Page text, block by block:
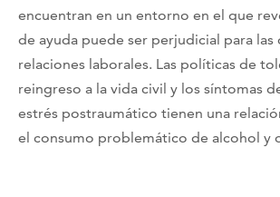
encuentran en un entorno en el que
de ayuda puede ser perjudicial para
relaciones laborales. Las políticas de
reingreso a la vida civil y los síntomas
estrés postraumático tienen una
el consumo problemático de alcohol y